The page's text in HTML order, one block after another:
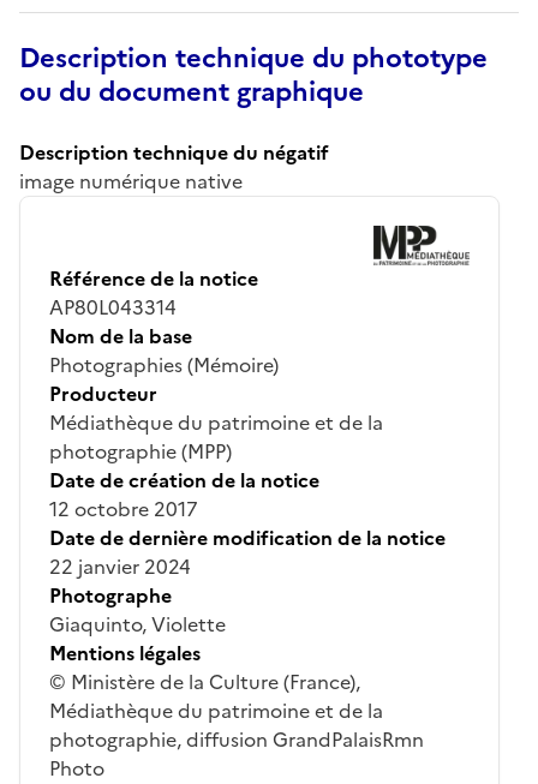
Description technique du phototype
ou du document graphique
Description technique du négatif
image numérique native
Référence de la notice
AP80L043314
Nom de la base
Photographies (Mémoire)
Producteur
Médiathèque du patrimoine et de la
photographie (MPP)
Date de création de la notice
12 octobre 2017
Date de dernière modification de la notice
22 janvier 2024
Photographe
Giaquinto, Violette
Mentions légales
© Ministère de la Culture (France),
Médiathèque du patrimoine et de la
photographie, diffusion GrandPalaisRmn
Photo